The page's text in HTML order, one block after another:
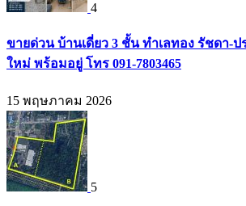
4
ขายด่วน บ้านเดี่ยว 3 ชั้น ทำเลทอง รัชดา-
ใหม่ พร้อมอยู่ โทร 091-7803465
15 พฤษภาคม 2026
5